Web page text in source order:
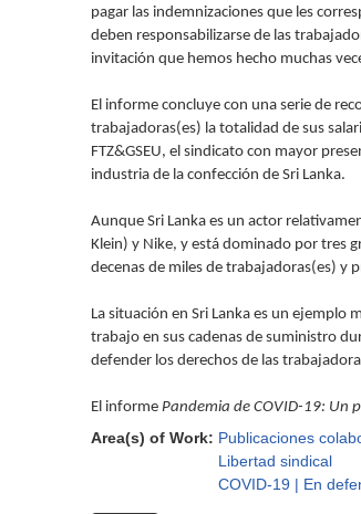
pagar las indemnizaciones que les
deben responsabilizarse de las
invitación que hemos hecho muchas
El informe concluye con una serie de
trabajadoras(es) la totalidad de sus
FTZ&GSEU, el sindicato con mayor
industria de la confección de Sri Lanka.
Aunque Sri Lanka es un actor
Klein) y Nike, y está dominado por tres
decenas de miles de trabajadoras(es) y
La situación en Sri Lanka es un ejemplo
trabajo en sus cadenas de suministro
defender los derechos de las
El informe Pandemia de COVID-19: Un
Area(s) of Work: Publicaciones
Libertad sindical
COVID-19 | En